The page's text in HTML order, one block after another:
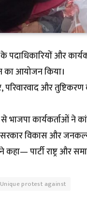
के पदाधिकारियों और
का आयोजन किया।
परिवारवाद और
भाजपा कार्यकर्ताओं ने
सरकार विकास और
पार्टी राष्ट्र और
Unique protest against